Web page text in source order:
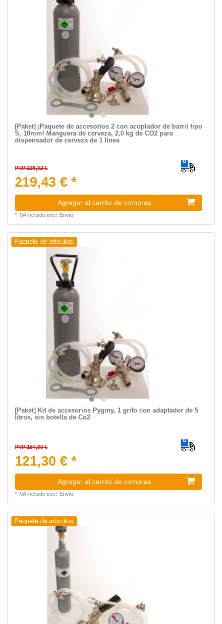
[Paket] ¡Paquete de accesorios 2 con acoplador de barril tipo
S, 10mm! Manguera de cerveza, 2,0 kg de CO2 para
dispensador de cerveza de 1 línea
PVP 236,32 €
219,43 € *
Agregar al carrito de compras
* IVA incluidoexcl. Envío
Paquete de articulos
[Paket] Kit de accesorios Pygmy, 1 grifo con adaptador de 5
litros, sin botella de Co2
PVP 154,30 €
121,30 € *
Agregar al carrito de compras
* IVA incluidoexcl. Envío
Paquete de articulos